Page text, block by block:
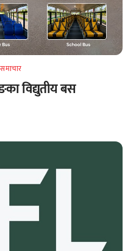
समाचार
विद्युतीय बस